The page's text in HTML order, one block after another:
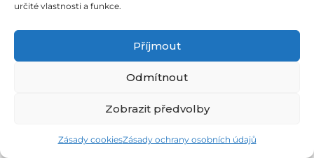
určité vlastnosti a funkce.
Příjmout
Odmítnout
Zobrazit předvolby
Zásady cookiesZásady ochrany osobních údajů
ZŠ
2023/2024